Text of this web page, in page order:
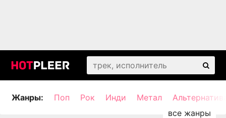
Жанры: Поп Рок Инди Метал